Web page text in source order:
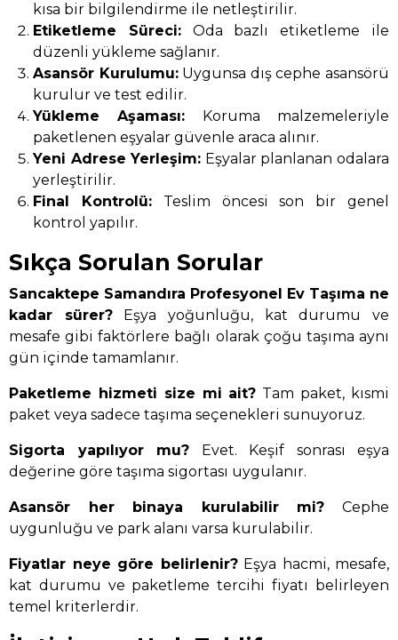
kısa bir bilgilendirme ile netleştirilir.
Etiketleme Süreci:Oda bazlı etiketleme ile
düzenli yükleme sağlanır.
Asansör Kurulumu:Uygunsa dış cephe asansörü
kurulur ve test edilir.
Yükleme Aşaması: Koruma malzemeleriyle
paketlenen eşyalar güvenle araca alınır.
Yeni Adrese Yerleşim: Eşyalar planlanan odalara
yerleştirilir.
Final Kontrolü: Teslim öncesi son bir genel
kontrol yapılır.
Sıkça Sorulan Sorular
Sancaktepe Samandıra Profesyonel Ev Taşıma ne
kadar sürer?Eşya yoğunluğu, kat durumu ve
mesafe gibi faktörlere bağlı olarak çoğu taşıma aynı
gün içinde tamamlanır.
Paketleme hizmeti size mi ait? Tam paket, kısmi
paket veya sadece taşıma seçenekleri sunuyoruz.
Sigorta yapılıyor mu? Evet. Keşif sonrası eşya
değerine göre taşıma sigortası uygulanır.
Asansör her binaya kurulabilir mi? Cephe
uygunluğu ve park alanı varsa kurulabilir.
Fiyatlar neye göre belirlenir?Eşya hacmi, mesafe,
kat durumu ve paketleme tercihi fiyatı belirleyen
temel kriterlerdir.